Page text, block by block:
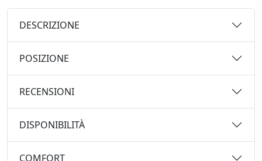
DESCRIZIONE
POSIZIONE
RECENSIONI
DISPONIBILITÀ
COMFORT